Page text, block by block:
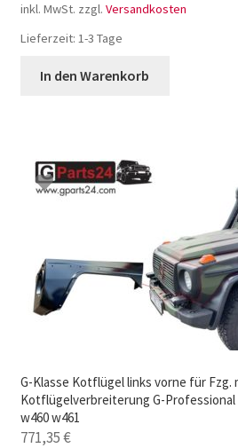
inkl. MwSt. zzgl. Versandkosten
Lieferzeit: 1-3 Tage
In den Warenkorb
G-Klasse Kotflügel links vorne für Fzg.
Kotflügelverbreiterung G-Professional
w460 w461
771,35€